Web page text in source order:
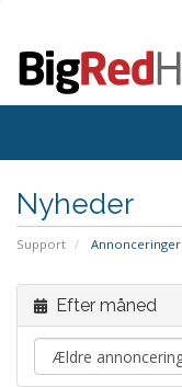
Nyheder
Support Annonceringer
Efter måned